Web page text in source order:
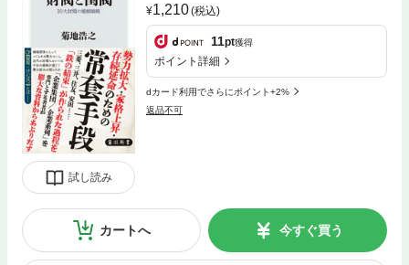
試し読み
1,210(税込)
11pt獲得
ポイント詳細
dカード利用でさらにポイント+2%
返品不可
カートへ 今すぐ買う